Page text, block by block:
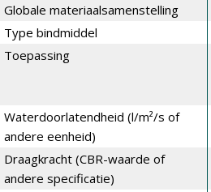
Globale materiaalsamenstelling
Type bindmiddel
Toepassing
Waterdoorlatendheid (l/m²/s of
andere eenheid)
Draagkracht (CBR-waarde of
andere specificatie)